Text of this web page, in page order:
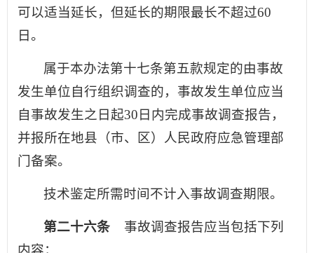
可以适当延长，但延长的期限最长不超过60
日。
属于本办法第十七条第五款规定的由事故
发生单位自行组织调查的，事故发生单位应当
自事故发生之日起30日内完成事故调查报告，
并报所在地县（市、区）人民政府应急管理部
门备案。
技术鉴定所需时间不计入事故调查期限。
第二十六条 事故调查报告应当包括下列
内容：